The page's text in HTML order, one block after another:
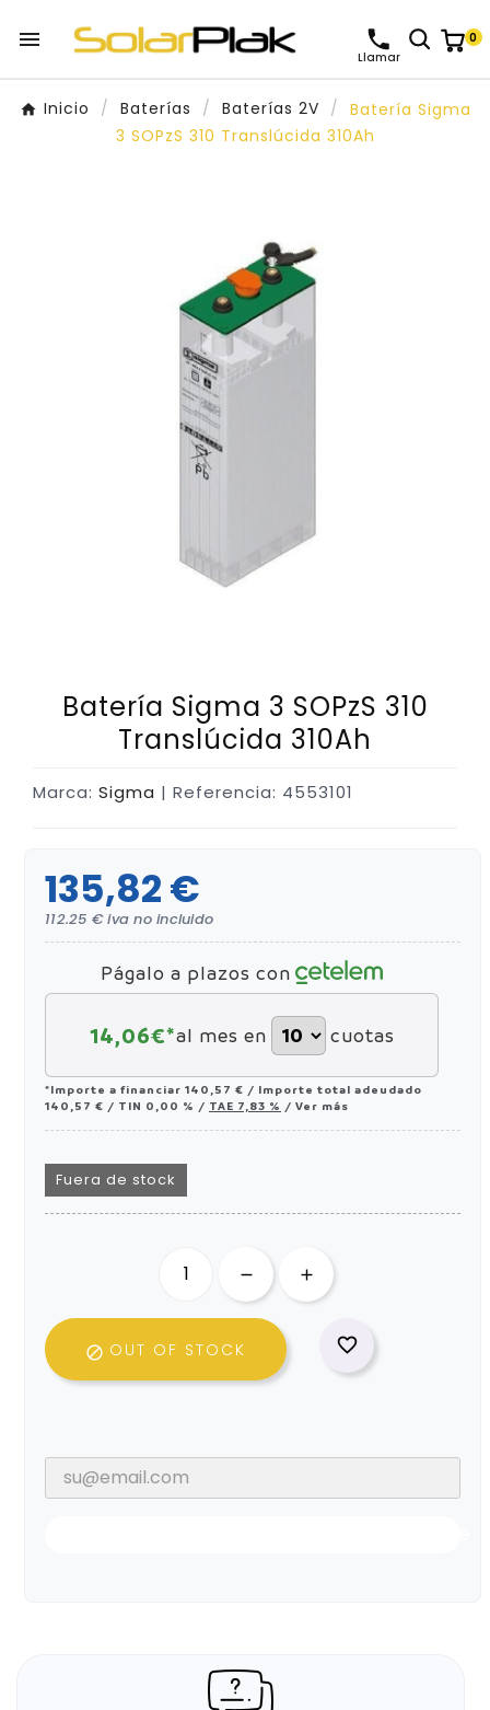

Llamar
0
Inicio Baterías Baterías 2V
Batería Sigma
3 SOPzS 310 Translúcida 310Ah
Batería Sigma 3 SOPzS 310
Translúcida 310Ah
Marca: Sigma | Referencia: 4553101
135,82 €
112.25 € iva no incluido
Págalo a plazos con
14,06€*al mes en cuotas
*Importe a financiar 140,57 € / Importe total adeudado
140,57 € / TIN 0,00 % / TAE 7,83 % / Ver más
Fuera de stock
 OUT OF STOCK 